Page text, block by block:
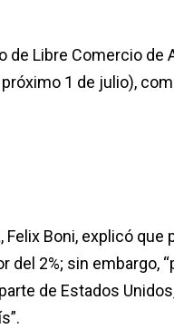
Libre Comercio de
1 de julio),
Boni, explicó que
2%; sin embargo,
de Estados